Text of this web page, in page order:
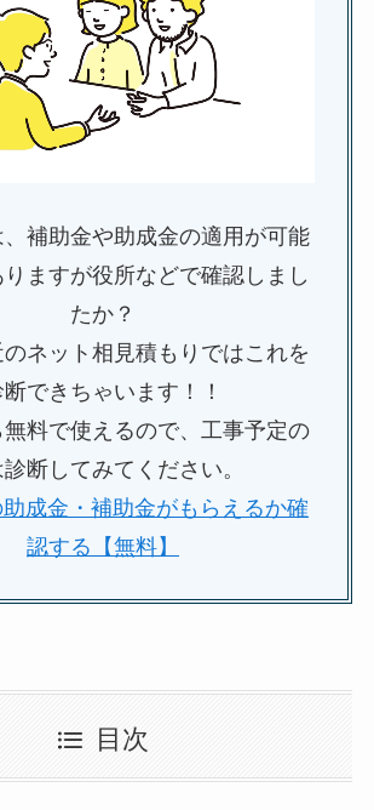
補助金や助成金の適用が可能
ますが役所などで確認しまし
たか？
ネット相見積もりではこれを
できちゃいます！！
料で使えるので、工事予定の
断してみてください。
成金・補助金がもらえるか確
認する【無料】
目次